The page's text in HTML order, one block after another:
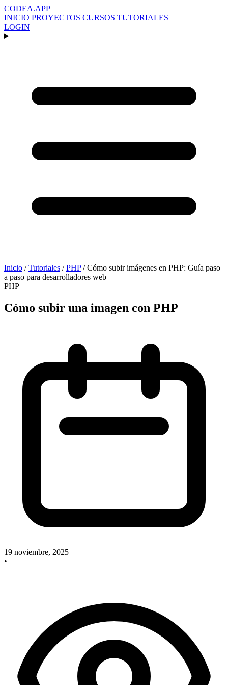
CODEA.APP
INICIO PROYECTOS CURSOS TUTORIALES
LOGIN
Inicio / Tutoriales / PHP / Cómo subir imágenes en PHP: Guía paso
a paso para desarrolladores web
PHP
Cómo subir una imagen con PHP
19 noviembre, 2025
•